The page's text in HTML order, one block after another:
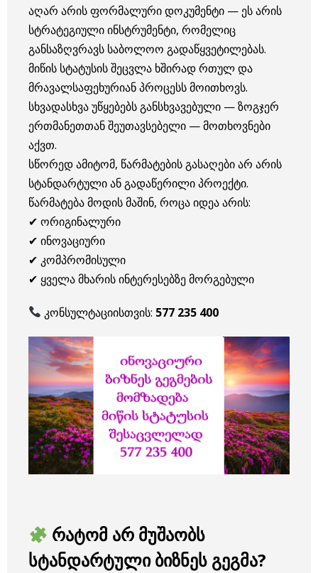
აღარ არის ფორმალური დოკუმენტი — ეს არის
სტრატეგიული ინსტრუმენტი, რომელიც
განსაზღვრავს საბოლოო გადაწყვეტილებას.
მიწის სტატუსის შეცვლა ხშირად რთულ და
მრავალსაფეხურიან პროცესს მოითხოვს.
სხვადასხვა უწყებებს განსხვავებული — ზოგჯერ
ერთმანეთთან შეუთავსებელი — მოთხოვნები
აქვთ.
სწორედ ამიტომ, წარმატების გასაღები არ არის
სტანდარტული ან გადაწერილი პროექტი.
წარმატება მოდის მაშინ, როცა იდეა არის:
✔ ორიგინალური
✔ ინოვაციური
✔ კომპრომისული
✔ ყველა მხარის ინტერესებზე მორგებული
კონსულტაციისთვის: 577 235 400
რატომ არ მუშაობს
სტანდარტული ბიზნეს გეგმა?